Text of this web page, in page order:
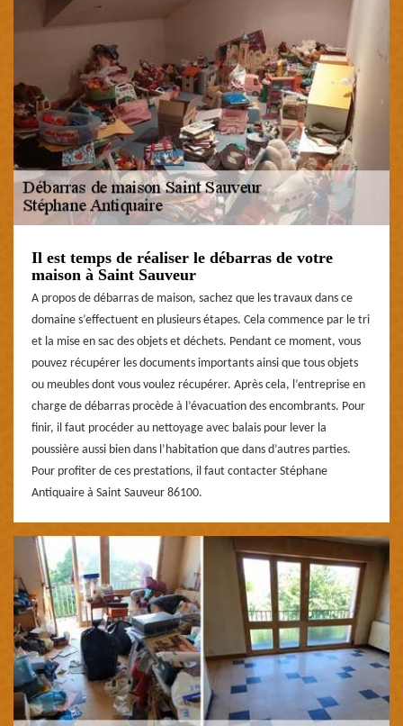
Il est temps de réaliser le débarras de votre
maison à Saint Sauveur
A propos de débarras de maison, sachez que les travaux dans ce
domaine s’effectuent en plusieurs étapes. Cela commence par le tri
et la mise en sac des objets et déchets. Pendant ce moment, vous
pouvez récupérer les documents importants ainsi que tous objets
ou meubles dont vous voulez récupérer. Après cela, l’entreprise en
charge de débarras procède à l’évacuation des encombrants. Pour
finir, il faut procéder au nettoyage avec balais pour lever la
poussière aussi bien dans l’habitation que dans d’autres parties.
Pour profiter de ces prestations, il faut contacter Stéphane
Antiquaire à Saint Sauveur 86100.